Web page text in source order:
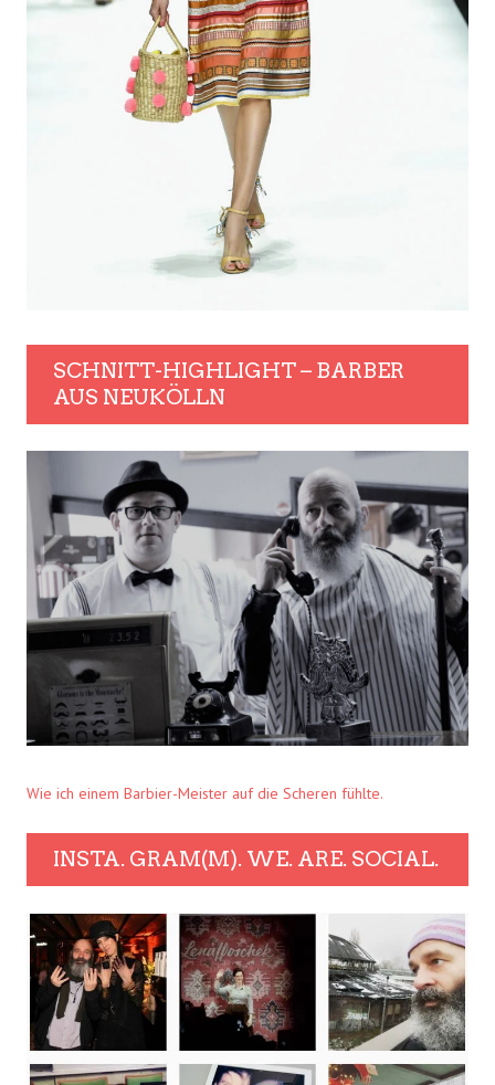
SCHNITT-HIGHLIGHT – BARBER
AUS NEUKÖLLN
Wie ich einem Barbier-Meister auf die Scheren fühlte.
INSTA. GRAM(M). WE. ARE. SOCIAL.